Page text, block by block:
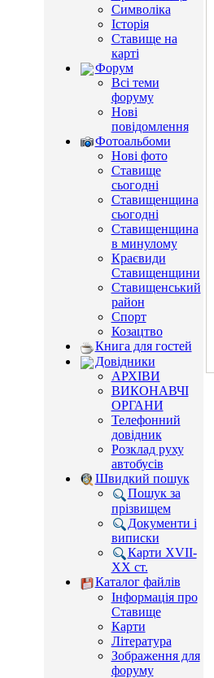
Символіка
Історія
Ставище на
карті
Форум
Всі теми
форуму
Нові
повідомлення
Фотоальбоми
Нові фото
Ставище
сьогодні
Ставищенщина
сьогодні
Ставищенщина
в минулому
Краєвиди
Ставищенщини
Ставищенський
район
Спорт
Козацтво
Книга для гостей
Довідники
АРХІВИ
ВИКОНАВЧІ
ОРГАНИ
Телефонний
довідник
Розклад руху
автобусів
Швидкий пошук
Пошук за
прізвищем
Документи і
виписки
Карти XVII-
XX ст.
Каталог файлів
Інформація про
Ставище
Карти
Література
Зображення для
форуму